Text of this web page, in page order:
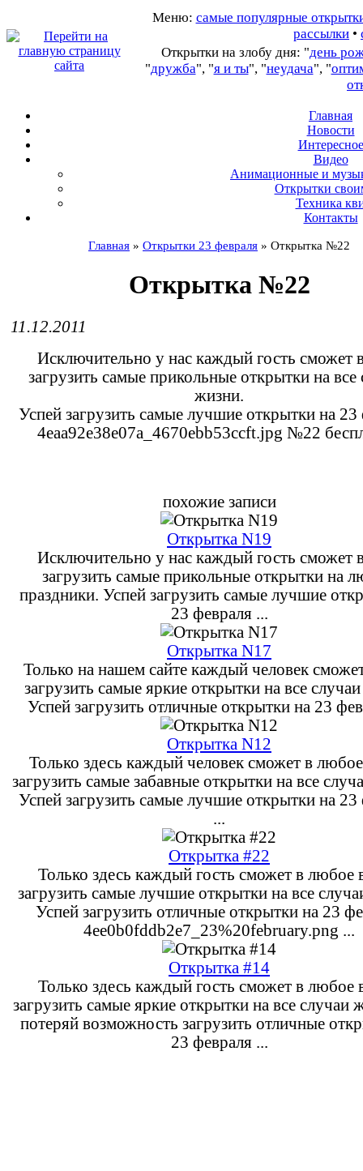
Меню: самые популярные
рассылки •
Открытки на злобу дня: "день
"дружба", "я и ты", "неудача", "
Главная
Новости
Интересное
Видео
Анимационные и
Открытки
Техника
Контакты
Главная » Открытки 23 февраля » Открытка №22
Открытка №22
11.12.2011
Исключительно у нас каждый гость сможет
загрузить самые прикольные открытки на все
жизни.
Успей загрузить самые лучшие открытки на 23
4eaa92e38e07a_4670ebb53ccft.jpg №22
похожие записи
Открытка N19
Исключительно у нас каждый гость сможет
загрузить самые прикольные открытки на
праздники. Успей загрузить самые лучшие
23 февраля ...
Открытка N17
Только на нашем сайте каждый человек
загрузить самые яркие открытки на все
Успей загрузить отличные открытки на 23
Открытка N12
Только здесь каждый человек сможет в
загрузить самые забавные открытки на все
Успей загрузить самые лучшие открытки на 23
...
Открытка #22
Только здесь каждый гость сможет в любое
загрузить самые лучшие открытки на все
Успей загрузить отличные открытки на 23
4ee0b0fddb2e7_23%20february.png ...
Открытка #14
Только здесь каждый гость сможет в любое
загрузить самые яркие открытки на все случаи
потеряй возможность загрузить отличные
23 февраля ...